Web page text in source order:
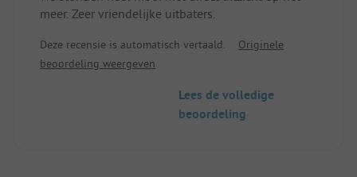
meer. Zeer vriendelijke uitbaters.
Deze recensie is automatisch vertaald.
Originele
beoordeling weergeven
Lees de volledige
beoordeling